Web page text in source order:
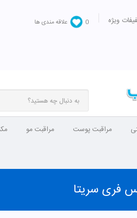
ویژه 0 علاقه مندی ها
مراقبت پوست مراقبت مو
فری سریتا